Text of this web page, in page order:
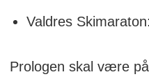
Valdres
Prologen skal være